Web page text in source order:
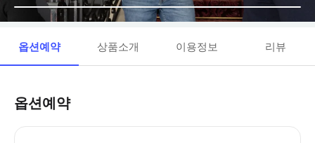
옵션예약 상품소개 이용정보 리뷰
옵션예약